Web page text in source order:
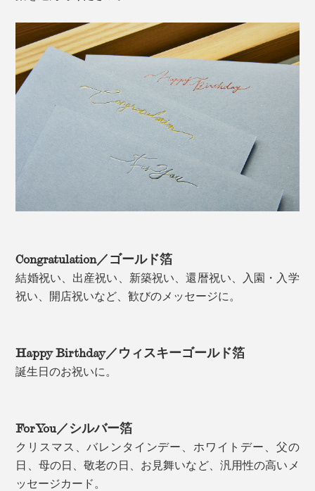
Congratulation／ゴールド箔
結婚祝い、出産祝い、新築祝い、還暦祝い、入園・入学
祝い、開店祝いなど、歓びのメッセージに。
Happy Birthday／ウィスキーゴールド箔
誕生日のお祝いに。
For You／シルバー箔
クリスマス、バレンタインデー、ホワイトデー、父の
日、母の日、敬老の日、お見舞いなど、汎用性の高いメ
ッセージカード。